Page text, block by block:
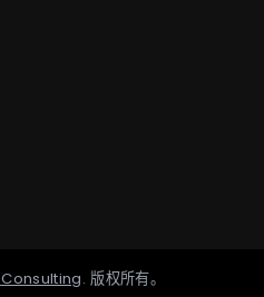
.版权所有。